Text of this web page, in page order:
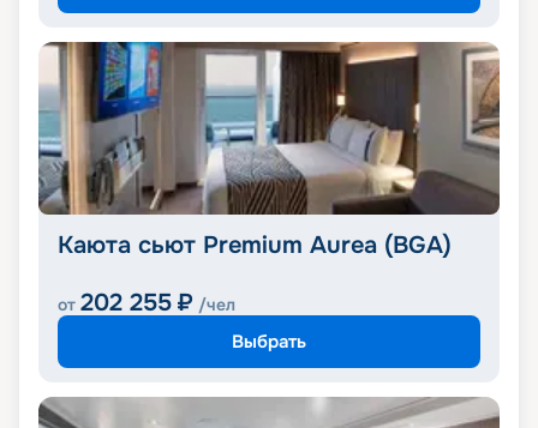
Каюта сьют Premium Aurea (BGA)
от 202 255 ₽ /чел
Выбрать